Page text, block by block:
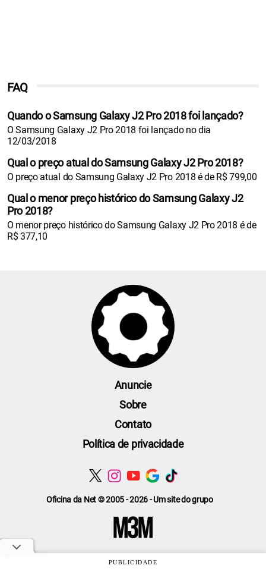
FAQ
Quando o Samsung Galaxy J2 Pro 2018 foi lançado?
O Samsung Galaxy J2 Pro 2018 foi lançado no dia
12/03/2018
Qual o preço atual do Samsung Galaxy J2 Pro 2018?
O preço atual do Samsung Galaxy J2 Pro 2018 é de R$ 799,00
Qual o menor preço histórico do Samsung Galaxy J2
Pro 2018?
O menor preço histórico do Samsung Galaxy J2 Pro 2018 é de
R$ 377,10
Oficina da Net © 2005 - 2026 - Um site do grupo
Anuncie
Sobre
Contato
Política de privacidade
PUBLICIDADE